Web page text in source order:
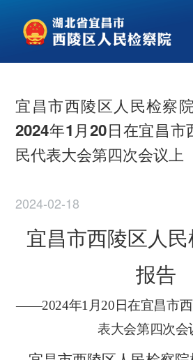
宜昌市西陵区人民检
2024年1月20日在宜昌市
民代表大会第四次会议上
2024-02-18
宜昌市西陵区人
报告
——2024年1 月 20 日在宜昌市
表大会第四次会